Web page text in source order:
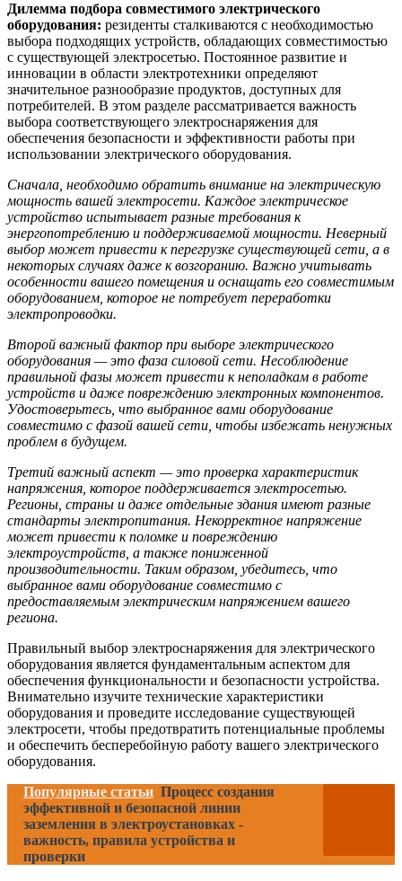
Дилемма подбора совместимого электрического
оборудования: резиденты сталкиваются с необходимостью
выбора подходящих устройств, обладающих совместимостью
с существующей электросетью. Постоянное развитие и
инновации в области электротехники определяют
значительное разнообразие продуктов, доступных для
потребителей. В этом разделе рассматривается важность
выбора соответствующего электроснаряжения для
обеспечения безопасности и эффективности работы при
использовании электрического оборудования.
Сначала, необходимо обратить внимание на электрическую
мощность вашей электросети. Каждое электрическое
устройство испытывает разные требования к
энергопотреблению и поддерживаемой мощности. Неверный
выбор может привести к перегрузке существующей сети, а в
некоторых случаях даже к возгоранию. Важно учитывать
особенности вашего помещения и оснащать его совместимым
оборудованием, которое не потребует переработки
электропроводки.
Второй важный фактор при выборе электрического
оборудования — это фаза силовой сети. Несоблюдение
правильной фазы может привести к неполадкам в работе
устройств и даже повреждению электронных компонентов.
Удостоверьтесь, что выбранное вами оборудование
совместимо с фазой вашей сети, чтобы избежать ненужных
проблем в будущем.
Третий важный аспект — это проверка характеристик
напряжения, которое поддерживается электросетью.
Регионы, страны и даже отдельные здания имеют разные
стандарты электропитания. Некорректное напряжение
может привести к поломке и повреждению
электроустройств, а также пониженной
производительности. Таким образом, убедитесь, что
выбранное вами оборудование совместимо с
предоставляемым электрическим напряжением вашего
региона.
Правильный выбор электроснаряжения для электрического
оборудования является фундаментальным аспектом для
обеспечения функциональности и безопасности устройства.
Внимательно изучите технические характеристики
оборудования и проведите исследование существующей
электросети, чтобы предотвратить потенциальные проблемы
и обеспечить бесперебойную работу вашего электрического
оборудования.
Популярные статьи Процесс создания
эффективной и безопасной линии
заземления в электроустановках -
важность, правила устройства и
проверки